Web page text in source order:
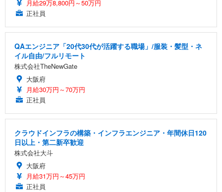
月給29万8,800円～50万円
正社員
QAエンジニア「20代30代が活躍する職場」/服装・髪型・ネ
イル自由/フルリモート
株式会社TheNewGate
大阪府
月給30万円～70万円
正社員
クラウドインフラの構築・インフラエンジニア・年間休日120
日以上・第二新卒歓迎
株式会社大斗
大阪府
月給31万円～45万円
正社員